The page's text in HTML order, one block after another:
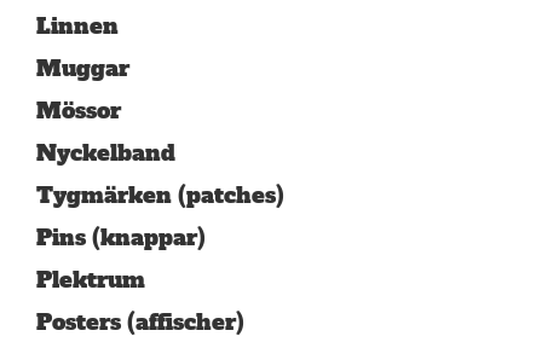
Linnen
Muggar
Mössor
Nyckelband
Tygmärken (patches)
Pins (knappar)
Plektrum
Posters (affischer)